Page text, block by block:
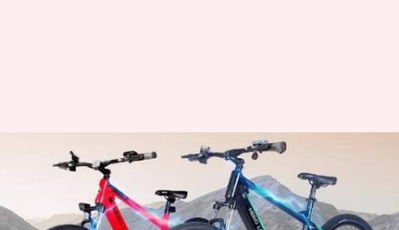
हीरो F2i और F3i इलेक्ट्रिक माउंटेन
साइकिल लॉन्च हुई, जानिए इनकी
खासियत